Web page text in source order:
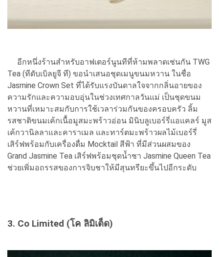
อีกหนึ่งร้านสำหรับอาฟเตอร์นูนทีที่ห้ามพลาดเช่นกัน TWG
Tea (ทีดับเบิลยูจี ที) ขอนำเสนอชุดเมนูขนมหวาน ในชื่อ
Jasmine Crown Set ที่ได้รับแรงบันดาลใจจากกลิ่นอายของ
ความรักและความอบอุ่นในช่วงเทศกาลวันแม่ เป็นชุดขนม
หวานที่เหมาะสมกับการใช้เวลาร่วมกันของครอบครัว ลิ้ม
รสชาติขนมเค้กเนื้อมูสมะพร้าวอ่อน มินิบลูเบอร์รี่แอแคลร์ มูส
เค้กวานิลลาและคาราเมล และทาร์ตมะพร้าวผลไม้เบอร์รี่
เสิร์ฟพร้อมกับเครื่องดื่ม Mocktail สีฟ้า ที่มีส่วนผสมของ
Grand Jasmine Tea เสิร์ฟพร้อมชุดน้ำชา Jasmine Queen Tea
ช่วยเพิ่มอถรรสของการจิบชาให้มีสุนทรียะขึ้นไปอีกระดับ
3. Co Limited (โค ลิมิเต็ด)